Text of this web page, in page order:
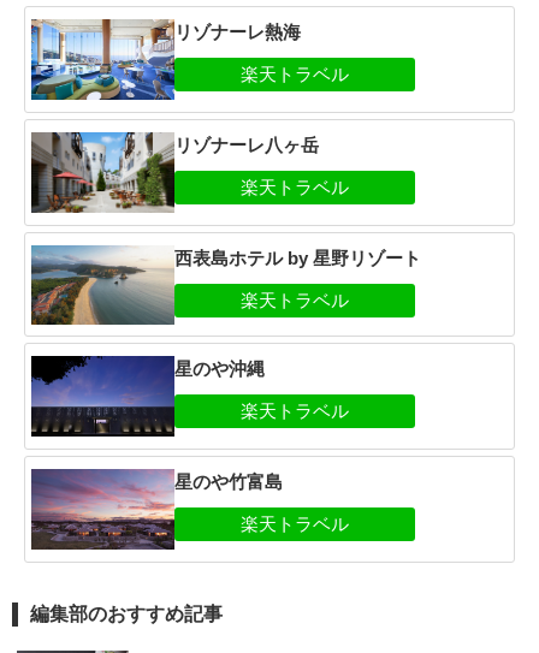
リゾナーレ熱海
リゾナーレ八ヶ岳
西表島ホテル by 星野リゾート
星のや沖縄
星のや竹富島
編集部のおすすめ記事